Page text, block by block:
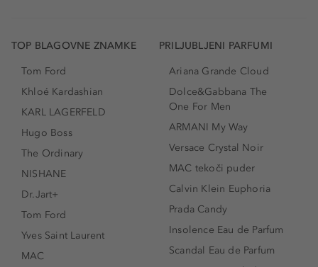
TOP BLAGOVNE ZNAMKE
Tom Ford
Khloé Kardashian
KARL LAGERFELD
Hugo Boss
The Ordinary
NISHANE
Dr.Jart+
Tom Ford
Yves Saint Laurent
MAC
PRILJUBLJENI PARFUMI
Ariana Grande Cloud
Dolce&Gabbana The
One For Men
ARMANI My Way
Versace Crystal Noir
MAC tekoči puder
Calvin Klein Euphoria
Prada Candy
Insolence Eau de Parfum
Scandal Eau de Parfum